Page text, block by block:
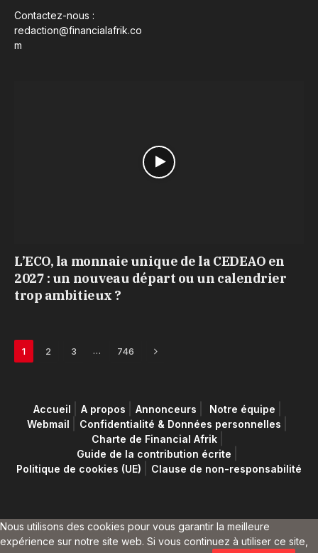
Contactez-nous :
redaction@financialafrik.co
m
L’ECO, la monnaie unique de la CEDEAO en
2027 : un nouveau départ ou un calendrier
trop ambitieux ?
1 2 3 … 746 Next
Accueil A propos Annonceurs
Notre équipe
Webmail
Confidentialité & Données personnelles
Charte de Financial Afrik
Guide de la contribution écrite
Politique de cookies (UE)
Clause de non-responsabilité
Nous utilisons des cookies pour vous garantir la meilleure
expérience sur notre site web. Si vous continuez à utiliser ce site,